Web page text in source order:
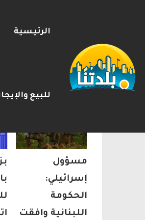
الرئيسية
للبيع
بزشكيان
اخر المقالات
مسؤول
إسرائيلي:
الحكومة
اللبنانية وافقت